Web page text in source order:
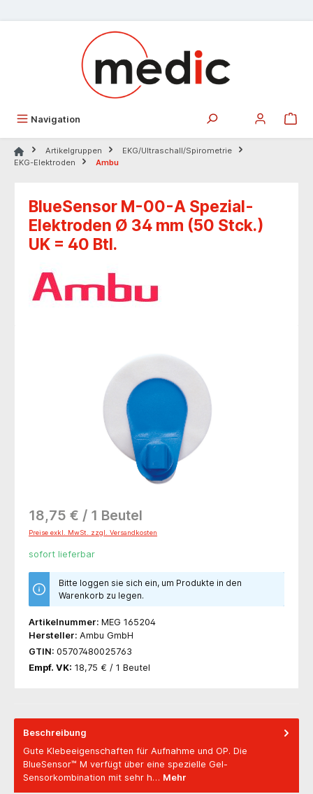
Navigation
Artikelgruppen
EKG/Ultraschall/Spirometrie
EKG-Elektroden
Ambu
BlueSensor M-00-A Spezial-
Elektroden Ø 34 mm (50 Stck.)
UK = 40 Btl.
18,75 € / 1 Beutel
Preise exkl. MwSt. zzgl. Versandkosten
sofort lieferbar
Bitte loggen sie sich ein, um Produkte in den
Warenkorb zu legen.
Artikelnummer: MEG 165204
Hersteller: Ambu GmbH
GTIN: 05707480025763
Empf. VK: 18,75 € / 1 Beutel
Beschreibung
Gute Klebeeigenschaften für Aufnahme und OP. Die
BlueSensor™ M verfügt über eine spezielle Gel-
Sensorkombination mit sehr h… Mehr